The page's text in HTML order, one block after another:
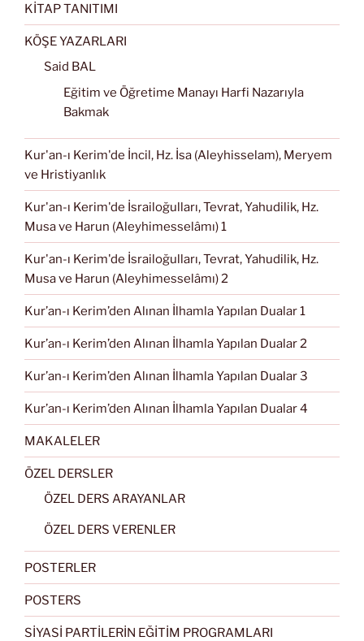
KİTAP TANITIMI
KÖŞE YAZARLARI
Said BAL
Eğitim ve Öğretime Manayı Harfi Nazarıyla
Bakmak
Kur'an-ı Kerim'de İncil, Hz. İsa (Aleyhisselam), Meryem
ve Hristiyanlık
Kur'an-ı Kerim'de İsrailoğulları, Tevrat, Yahudilik, Hz.
Musa ve Harun (Aleyhimesselâmı) 1
Kur'an-ı Kerim'de İsrailoğulları, Tevrat, Yahudilik, Hz.
Musa ve Harun (Aleyhimesselâmı) 2
Kur’an-ı Kerim’den Alınan İlhamla Yapılan Dualar 1
Kur’an-ı Kerim’den Alınan İlhamla Yapılan Dualar 2
Kur’an-ı Kerim’den Alınan İlhamla Yapılan Dualar 3
Kur’an-ı Kerim’den Alınan İlhamla Yapılan Dualar 4
MAKALELER
ÖZEL DERSLER
ÖZEL DERS ARAYANLAR
ÖZEL DERS VERENLER
POSTERLER
POSTERS
SİYASİ PARTİLERİN EĞİTİM PROGRAMLARI